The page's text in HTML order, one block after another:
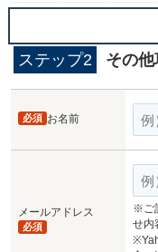
ステップ2 その
お名前
必須
メールアドレス
必須
※ご
せ内